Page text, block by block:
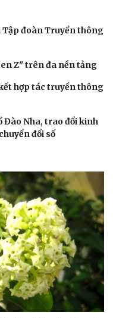
Tập đoàn Truyền thông
Z" trên đa nền tảng
hợp tác truyền thông
Đào Nha, trao đổi kinh
đổi số